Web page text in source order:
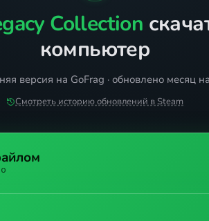
Collection
компьютер
версия на GoFrag · обновлено месяц
Смотреть историю обновлений в Steam